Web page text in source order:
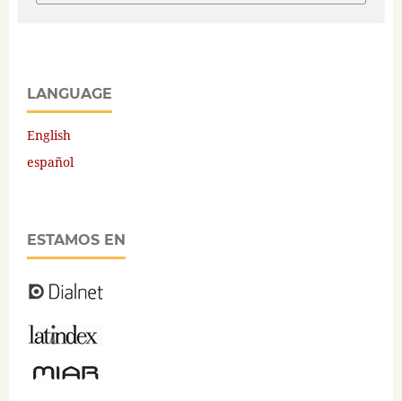
LANGUAGE
English
español
ESTAMOS EN